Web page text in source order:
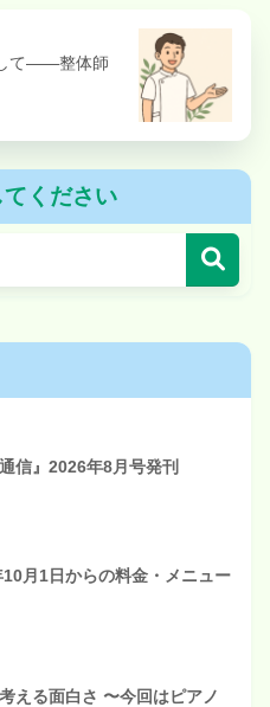
て——整体師
ください
信』2026年8月号発刊
10月1日からの料金・メニュー
える面白さ 〜今回はピアノ